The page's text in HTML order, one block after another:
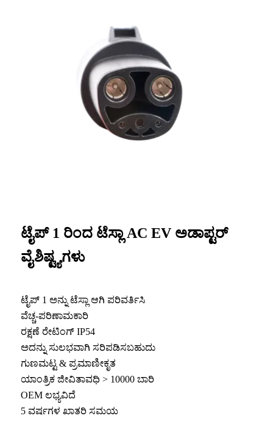
ಟೈಪ್ 1 ರಿಂದ ಟೆಸ್ಲಾ AC EV ಅಡಾಪ್ಟರ್
ವೈಶಿಷ್ಟ್ಯಗಳು
ಟೈಪ್ 1 ಅನ್ನು ಟೆಸ್ಲಾ ಆಗಿ ಪರಿವರ್ತಿಸಿ
ವೆಚ್ಚ-ಪರಿಣಾಮಕಾರಿ
ರಕ್ಷಣೆ ರೇಟಿಂಗ್ IP54
ಅದನ್ನು ಸುಲಭವಾಗಿ ಸರಿಪಡಿಸಬಹುದು
ಗುಣಮಟ್ಟ & ಪ್ರಮಾಣೀಕೃತ
ಯಾಂತ್ರಿಕ ಜೀವಿತಾವಧಿ > 10000 ಬಾರಿ
OEM ಲಭ್ಯವಿದೆ
5 ವರ್ಷಗಳ ಖಾತರಿ ಸಮಯ